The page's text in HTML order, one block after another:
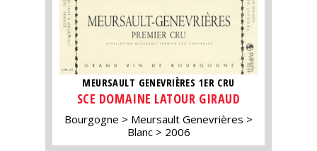
MEURSAULT GENEVRIÈRES 1ER CRU
SCE DOMAINE LATOUR GIRAUD
Bourgogne
Meursault Genevrières
Blanc
2006